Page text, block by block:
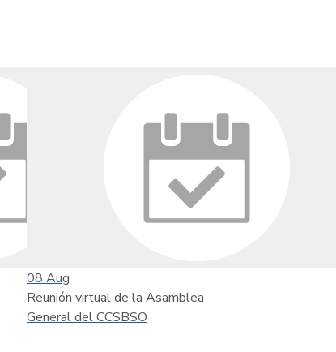
08 Aug
Reunión virtual de la Asamblea
General del CCSBSO